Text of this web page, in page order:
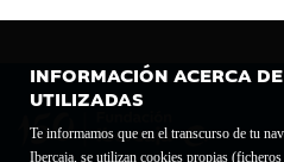
INFORMACIÓN ACERCA
UTILIZADAS
Te informamos que en el transcurso de tu
Ibercaja, se utilizan cookies propias